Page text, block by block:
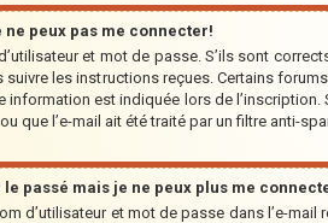
peux pas me connecter!
et mot de passe. S’ils sont
suivre les instructions reçues. Certains
est indiquée lors de
que l’e-mail ait été traité par un filtre anti-
passé mais je ne peux plus me
d’utilisateur et mot de passe dans l’e-